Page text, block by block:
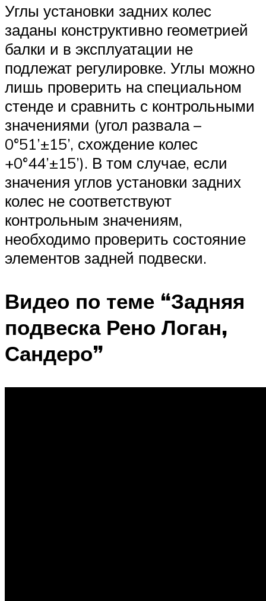
Углы установки задних колес
заданы конструктивно геометрией
балки и в эксплуатации не
подлежат регулировке. Углы можно
лишь проверить на специальном
стенде и сравнить с контрольными
значениями (угол развала –
0°51’±15’, схождение колес
+0°44’±15’). В том случае, если
значения углов установки задних
колес не соответствуют
контрольным значениям,
необходимо проверить состояние
элементов задней подвески.
Видео по теме “Задняя
подвеска Рено Логан,
Сандеро”